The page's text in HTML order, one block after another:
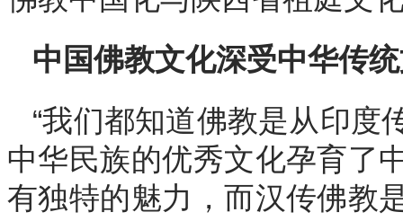
中国佛教文化深受中华传
“我们都知道佛教是从印度
中华民族的优秀文化孕育了
有独特的魅力，而汉传佛教